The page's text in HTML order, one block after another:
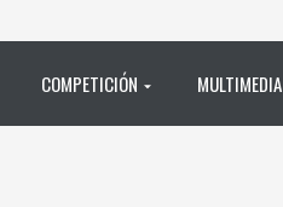
COMPETICIÓN MULTIMEDIA